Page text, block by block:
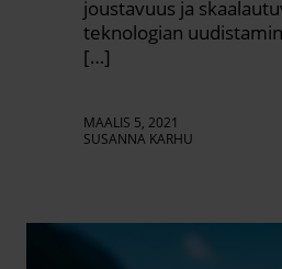
joustavuus ja
teknologian
[…]
MAALIS 5, 2021
SUSANNA KARHU